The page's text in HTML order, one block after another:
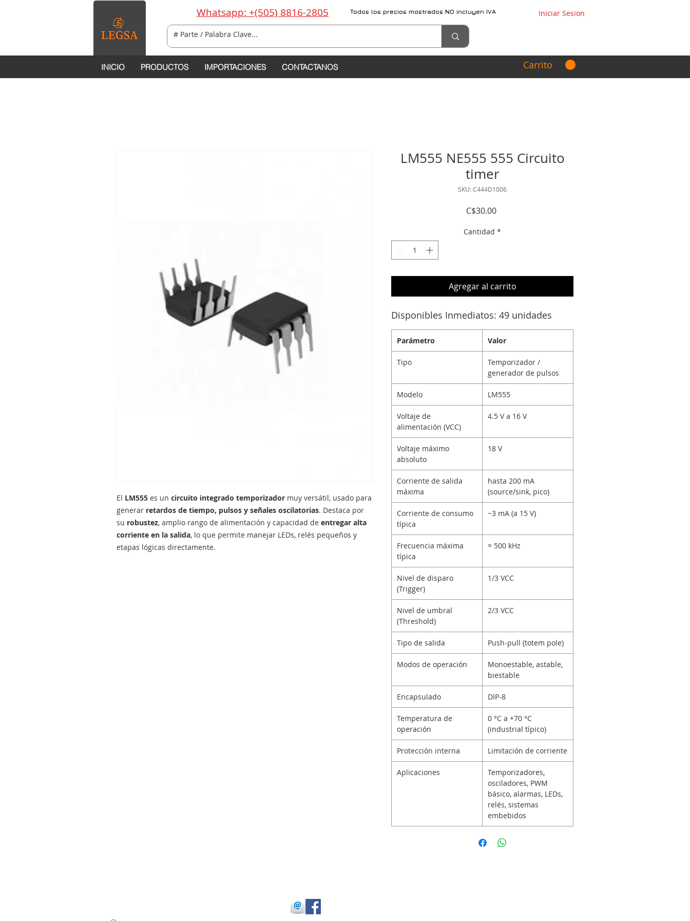
Whatsapp: +(505) 8816-2805 Todos los precios mostrados NO incluyen IVA Iniciar Sesion
INICIO PRODUCTOS IMPORTACIONES CONTACTANOS Carrito
El LM555 es un circuito integrado temporizador muy versátil, usado para
generar retardos de tiempo, pulsos y señales oscilatorias. Destaca por
su robustez, amplio rango de alimentación y capacidad de entregar alta
corriente en la salida, lo que permite manejar LEDs, relés pequeños y
etapas lógicas directamente.
LM555 NE555 555 Circuito
timer
SKU: C444D1006
C$30.00Precio
Cantidad *
Agregar al carrito
Disponibles Inmediatos: 49 unidades
Parámetro Valor
Tipo
Temporizador /
generador de pulsos
Modelo LM555
Voltaje de
alimentación (VCC)
4.5 V a 16 V
Voltaje máximo
absoluto
18 V
Corriente de salida
máxima
hasta 200 mA
(source/sink, pico)
Corriente de consumo
típica
~3 mA (a 15 V)
Frecuencia máxima
típica
≈ 500 kHz
Nivel de disparo
(Trigger)
1/3 VCC
Nivel de umbral
(Threshold)
2/3 VCC
Tipo de salida Push-pull (totem pole)
Modos de operación
Monoestable, astable,
biestable
Encapsulado DIP-8
Temperatura de
operación
0 °C a +70 °C
(industrial típico)
Protección interna Limitación de corriente
Aplicaciones
Temporizadores,
osciladores, PWM
básico, alarmas, LEDs,
relés, sistemas
embebidos